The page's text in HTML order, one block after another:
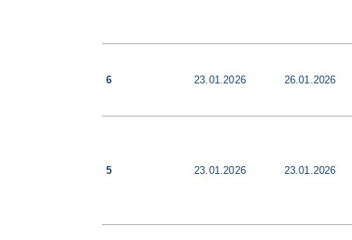
6 23.01.2026 26.01.2026
5 23.01.2026 23.01.2026